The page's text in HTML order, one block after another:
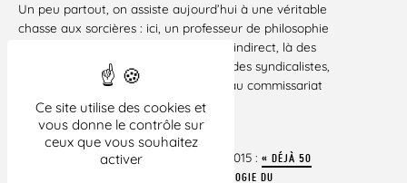
Ce site utilise des cookies et
vous donne le contrôle sur
ceux que vous souhaitez
activer
Un peu partout, on assiste aujourd’hui à une véritable
chasse aux sorcières : ici, un professeur de philosophie
est suspendu sur la base d’un propos indirect, là des
menaces de licenciement pèsent sur des syndicalistes,
ailleurs un gamin de 8 ans est traîné au commissariat
pour « apologie de terrorisme »…
► Lire le communiqué du 14 janvier 2015 : « DÉJÀ 50
POURSUITES ENGAGÉES AU PÉNAL POUR APOLOGIE DU